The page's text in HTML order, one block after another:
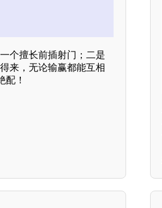
个擅长前插射门；二是
来，无论输赢都能互相
！